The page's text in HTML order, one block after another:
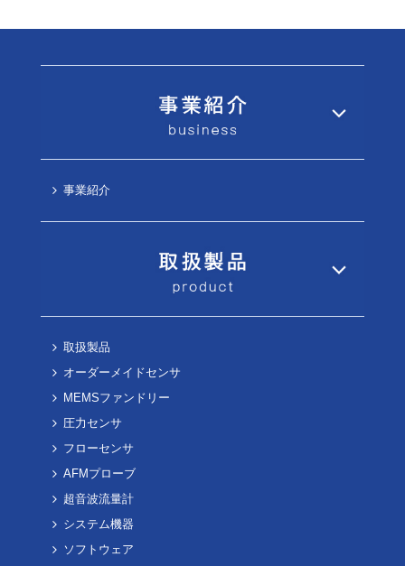
事業紹介
取扱製品
オーダーメイドセンサ
MEMSファンドリー
圧力センサ
フローセンサ
AFMプローブ
超音波流量計
システム機器
ソフトウェア